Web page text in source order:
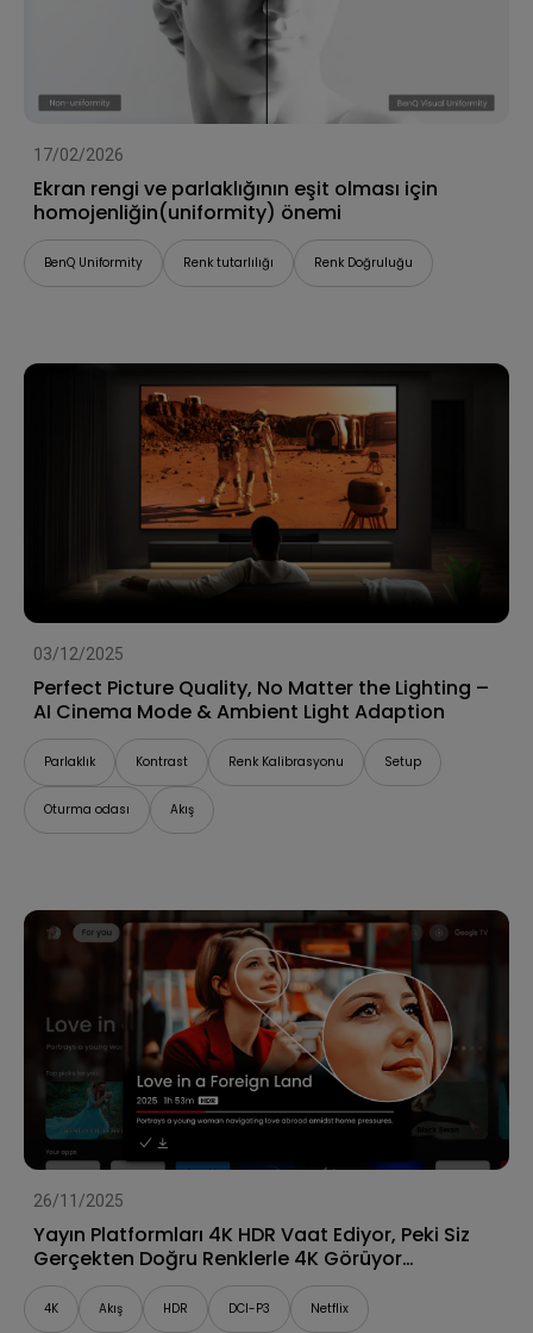
17/02/2026
Ekran rengi ve parlaklığının eşit olması için
homojenliğin(uniformity) önemi
BenQ Uniformity Renk tutarlılığı Renk Doğruluğu
03/12/2025
Perfect Picture Quality, No Matter the Lighting –
AI Cinema Mode & Ambient Light Adaption
Parlaklık Kontrast Renk Kalibrasyonu Setup
Oturma odası Akış
26/11/2025
Yayın Platformları 4K HDR Vaat Ediyor, Peki Siz
Gerçekten Doğru Renklerle 4K Görüyor
Musunuz?
4K Akış HDR DCI-P3 Netflix